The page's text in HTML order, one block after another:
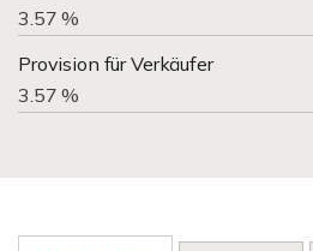
3.57 %
Provision für Verkäufer
3.57 %